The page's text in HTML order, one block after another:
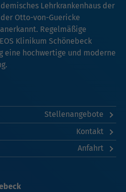
Lehrkrankenhaus der
Otto-von-Guericke
Regelmäßige
Klinikum Schönebeck
eine hochwertige und moderne
Stellenangebote
Kontakt
Anfahrt